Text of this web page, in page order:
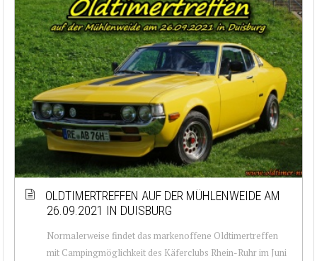
OLDTIMERTREFFEN AUF DER MÜHLENWEIDE AM
26.09.2021 IN DUISBURG
Normalerweise findet das markenoffene Oldtimertreffen
mit Campingmöglichkeit des Käferclubs Rhein-Ruhr im Juni